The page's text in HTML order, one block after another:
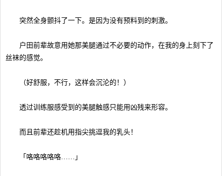
突然全身颤抖了一下。是因为没有预料到的刺激。
户田前辈故意用她那美腿通过不必要的动作，在我的身上刻下了
丝袜的感觉。
（好舒服，不行，这样会沉沦的！）
透过训练服感受到的美腿触感只能用凶残来形容。
而且前辈还趁机用指尖挑逗我的乳头！
「咯咯咯咯咯……」